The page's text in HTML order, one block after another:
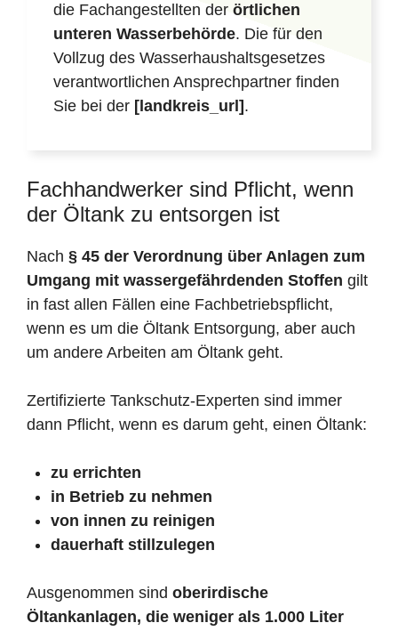
die Fachangestellten der örtlichen
unteren Wasserbehörde. Die für den
Vollzug des Wasserhaushaltsgesetzes
verantwortlichen Ansprechpartner finden
Sie bei der [landkreis_url] .
Fachhandwerker sind Pflicht, wenn
der Öltank zu entsorgen ist
Nach § 45 der Verordnung über Anlagen zum
Umgang mit wassergefährdenden Stoffen gilt
in fast allen Fällen eine Fachbetriebspflicht,
wenn es um die Öltank Entsorgung, aber auch
um andere Arbeiten am Öltank geht.
Zertifizierte Tankschutz-Experten sind immer
dann Pflicht, wenn es darum geht, einen Öltank:
zu errichten
in Betrieb zu nehmen
von innen zu reinigen
dauerhaft stillzulegen
Ausgenommen sind oberirdische
Öltankanlagen, die weniger als 1.000 Liter